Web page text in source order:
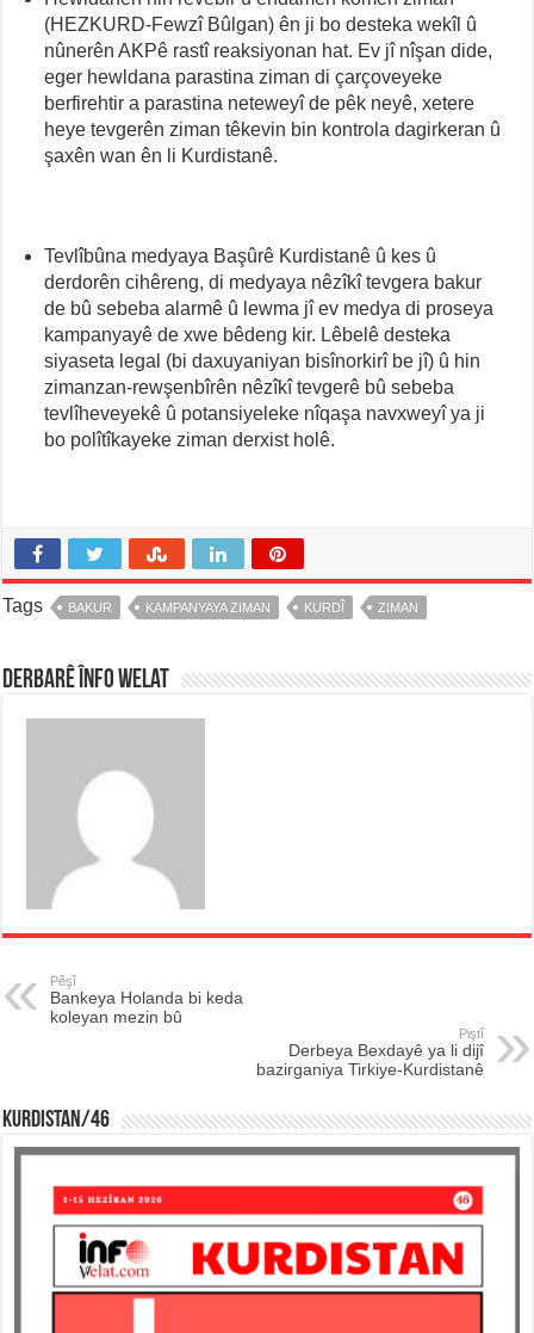
(HEZKURD-Fewzî Bûlgan) ên ji bo desteka wekîl û
nûnerên AKPê rastî reaksiyonan hat. Ev jî nîşan dide,
eger hewldana parastina ziman di çarçoveyeke
berfirehtir a parastina neteweyî de pêk neyê, xetere
heye tevgerên ziman têkevin bin kontrola dagirkeran û
şaxên wan ên li Kurdistanê.
Tevlîbûna medyaya Başûrê Kurdistanê û kes û
derdorên cihêreng, di medyaya nêzîkî tevgera bakur
de bû sebeba alarmê û lewma jî ev medya di proseya
kampanyayê de xwe bêdeng kir. Lêbelê desteka
siyaseta legal (bi daxuyaniyan bisînorkirî be jî) û hin
zimanzan-rewşenbîrên nêzîkî tevgerê bû sebeba
tevlîheveyekê û potansiyeleke nîqaşa navxweyî ya ji
bo polîtîkayeke ziman derxist holê.
Tags BAKUR KAMPANYAYA ZIMAN KURDÎ ZIMAN
Derbarê înfo welat
Pêşî
Bankeya Holanda bi keda
koleyan mezin bû
Piştî
Derbeya Bexdayê ya li dijî
bazirganiya Tirkiye-Kurdistanê
KURDISTAN/46